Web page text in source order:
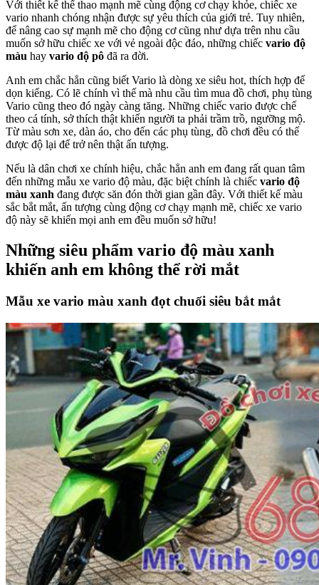
Với thiết kế thể thao mạnh mẽ cùng động cơ chạy khỏe, chiếc xe
vario nhanh chóng nhận được sự yêu thích của giới trẻ. Tuy nhiên,
để nâng cao sự mạnh mẽ cho động cơ cũng như dựa trên nhu cầu
muốn sở hữu chiếc xe với vẻ ngoài độc đáo, những chiếc vario độ
màu hay vario độ pô đã ra đời.
Anh em chắc hẳn cũng biết Vario là dòng xe siêu hot, thích hợp để
dọn kiểng. Có lẽ chính vì thế mà nhu cầu tìm mua đồ chơi, phụ tùng
Vario cũng theo đó ngày càng tăng. Những chiếc vario được chế
theo cá tính, sở thích thật khiến người ta phải trầm trồ, ngưỡng mộ.
Từ màu sơn xe, dàn áo, cho đến các phụ tùng, đồ chơi đều có thể
được độ lại để trở nên thật ấn tượng.
Nếu là dân chơi xe chính hiệu, chắc hẳn anh em đang rất quan tâm
đến những mẫu xe vario độ màu, đặc biệt chính là chiếc vario độ
màu xanh đang được săn đón thời gian gần đây. Với thiết kế màu
sắc bắt mắt, ấn tượng cùng động cơ chạy mạnh mẽ, chiếc xe vario
độ này sẽ khiến mọi anh em đều muốn sở hữu!
Những siêu phẩm vario độ màu xanh
khiến anh em không thể rời mắt
Mẫu xe vario màu xanh đọt chuối siêu bắt mắt